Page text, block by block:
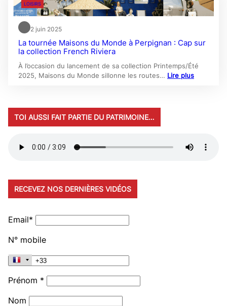
LOISIRS
2 juin 2025
La tournée Maisons du Monde à Perpignan : Cap sur
la collection French Riviera
À l’occasion du lancement de sa collection Printemps/Été
2025, Maisons du Monde sillonne les routes… Lire plus
TOI AUSSI FAIT PARTIE DU PATRIMOINE…
RECEVEZ NOS DERNIÈRES VIDÉOS
Email*
N° mobile
Prénom *
Nom